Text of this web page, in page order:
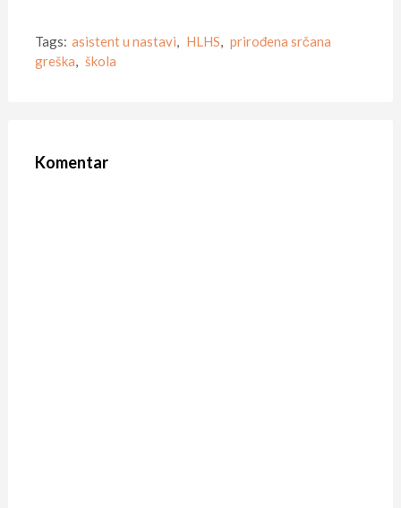
Tags: asistent u nastavi HLHS
prirođena srčana
greška
škola
Komentar